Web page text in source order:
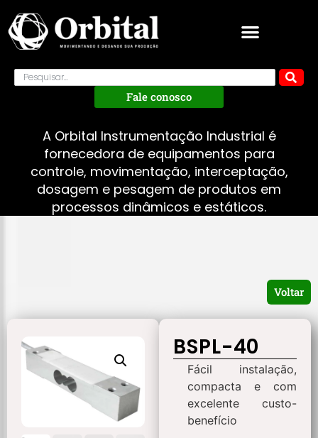
Fale conosco
A Orbital Instrumentação Industrial é
fornecedora de equipamentos para
controle, movimentação, interceptação,
dosagem e pesagem de produtos em
processos dinâmicos e estáticos.
Voltar
BSPL-40
Fácil instalação,
compacta e com
excelente custo-
benefício